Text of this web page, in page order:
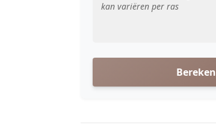
kan variëren per ras
Bereken